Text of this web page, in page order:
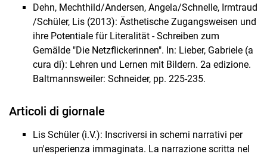
Dehn, Mechthild/Andersen, Angela/Schnelle, Irmtraud
/Schüler, Lis (2013): Ästhetische Zugangsweisen und
ihre Potentiale für Literalität - Schreiben zum
Gemälde "Die Netzflickerinnen". In: Lieber, Gabriele (a
cura di): Lehren und Lernen mit Bildern. 2a edizione.
Baltmannsweiler: Schneider, pp. 225-235.
Articoli di giornale
Lis Schüler (i.V.): Inscriversi in schemi narrativi per
un'esperienza immaginata. La narrazione scritta nel